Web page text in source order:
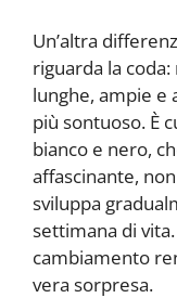
Un’altra
riguarda la
lunghe, ampie e
più sontuoso. È
bianco e nero,
affascinante,
sviluppa
settimana di
cambiamento
vera sorpresa.